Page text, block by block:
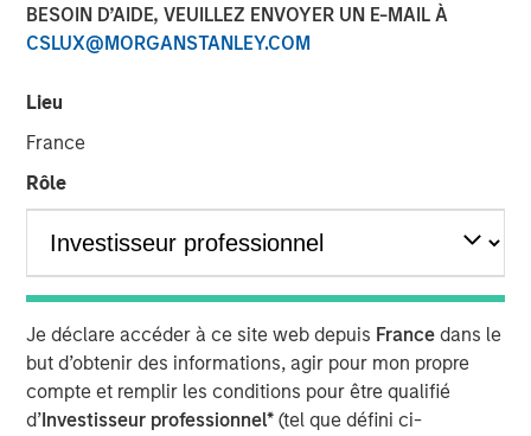
BESOIN D’AIDE, VEUILLEZ ENVOYER UN E-MAIL À
CSLUX@MORGANSTANLEY.COM
Lieu
France
Rôle
Je déclare accéder à ce site web depuis France dans le
but d’obtenir des informations, agir pour mon propre
compte et remplir les conditions pour être qualifié
d’Investisseur professionnel*(tel que défini ci-
Mark van der Zwan
Managing Director